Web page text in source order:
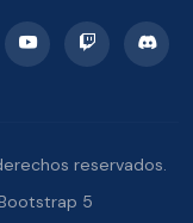
reservados.
5